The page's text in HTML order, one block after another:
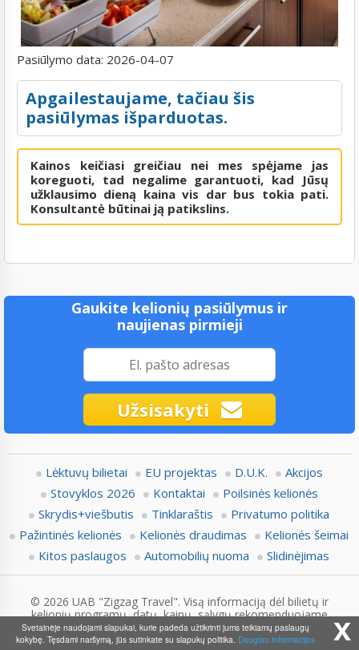
Pasiūlymo data: 2026-04-07
Apgailestaujame, tačiau šis
pasiūlymas išparduotas.
Kainos keičiasi greičiau nei mes spėjame jas
koreguoti, tad negalime garantuoti, kad Jūsų
užklausimo dieną kaina vis dar bus tokia pati.
Konsultantė būtinai ją patikslins.
Gaukite kelionių pasiūlymus ir
naujienas pirmieji
Užsisakyti
Lėktuvų bilietai EU projektas D.U.K.
Akcijos
Stovyklos 2026
Kontaktai
Poilsinės kelionės
Skrydis+viešbutis
Tinklaraštis
Privatumo politika
Pažintinės kelionės
Kelionės draudimas
Kelionės šeimai
Kitos paslaugos
Automobilių nuoma Slidinėjimas
© 2026 UAB "Zigzag Travel". Visą informaciją dėl bilietų ir
kelionių programų, datų, kainų, sąlygų rekomenduojame
pasitikslinti su Zigzag.lt konsultantais.
x
Svetainėje naudojami slapukai, kurie padeda užtikrinti jums teikiamų paslaugų
kokybę. Tęsdami naršymą, jūs sutinkate su slapukų politika. Daugiau informacijos